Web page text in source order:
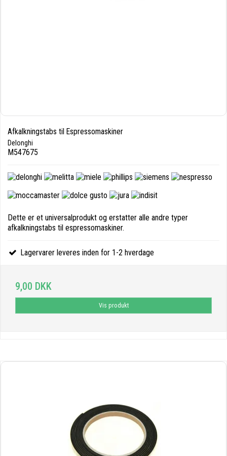
Afkalkningstabs til Espressomaskiner
Delonghi
M547675
Dette er et universalprodukt og erstatter alle andre typer
afkalkningstabs til espressomaskiner.
Lagervarer leveres inden for 1-2 hverdage
9,00 DKK
Vis produkt